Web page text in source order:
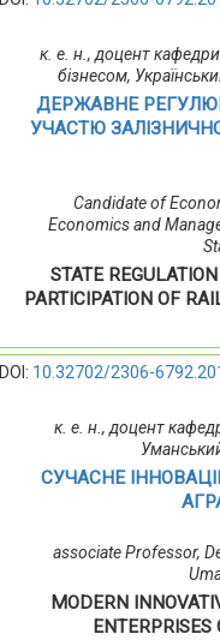
к. е. н., доцент
бізнесом,
ДЕРЖАВНЕ
УЧАСТЮ
Candidate of
Economics and
STATE
PARTICIPATION OF
DOI: 10.32702/2306-
к. е. н., доцент
СУЧАСНЕ
аssociate Professor,
MODERN
ENTERPRISES